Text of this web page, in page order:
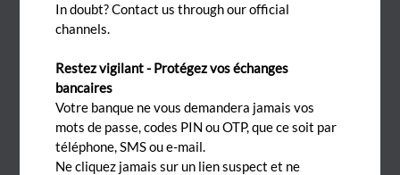
In doubt? Contact us through our official
channels.
Restez vigilant - Protégez vos échanges
bancaires
Votre banque ne vous demandera jamais vos
mots de passe, codes PIN ou OTP, que ce soit par
téléphone, SMS ou e-mail.
Ne cliquez jamais sur un lien suspect et ne
Suivez-nous sur
Contact
The Workplace 3e étage